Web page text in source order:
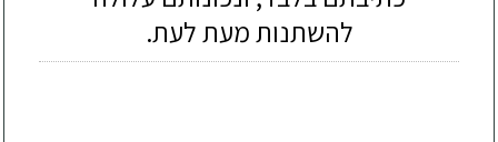
להשתנות מעת לעת.